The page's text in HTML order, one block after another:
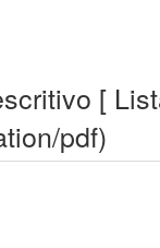
[
pdf)